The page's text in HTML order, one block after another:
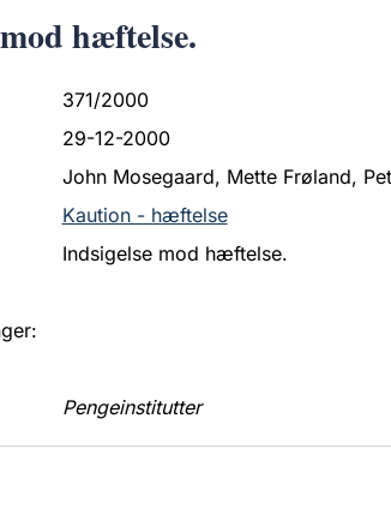
hæftelse.
371/2000
29-12-2000
John Mosegaard, Mette Frøland,
Kaution - hæftelse
Indsigelse mod hæftelse.
Pengeinstitutter